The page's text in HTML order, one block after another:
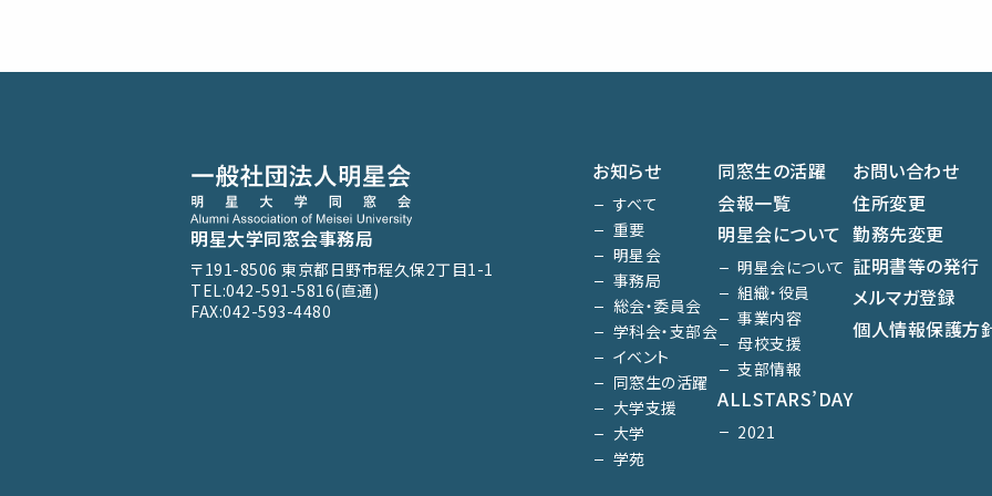
お知らせ
すべて
重要
明星会
事務局
総会・委員会
学科会・支部会
イベント
同窓生の活躍
大学支援
大学
学苑
同窓生の活躍
会報一覧
明星会について
明星会について
組織・役員
事業内容
母校支援
支部情報
ALLSTARS’DAY
2021
お問い合わせ
住所変更
勤務先変更
証明書等の発行
メルマガ登録
個人情報保護方
明星大学同窓会事務局
〒191-8506 東京都日野市程久保2丁目1-1
TEL:042-591-5816(直通)
FAX:042-593-4480